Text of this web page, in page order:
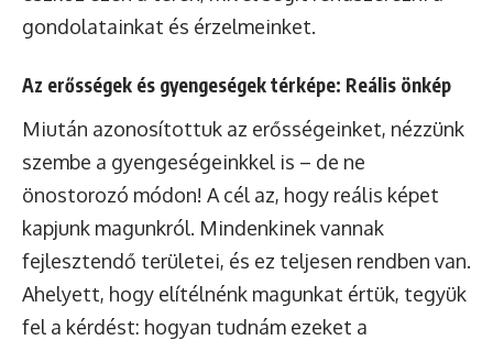
gondolatainkat és érzelmeinket.
Az erősségek és gyengeségek térképe: Reális önkép
Miután azonosítottuk az erősségeinket, nézzünk
szembe a gyengeségeinkkel is – de ne
önostorozó módon! A cél az, hogy reális képet
kapjunk magunkról. Mindenkinek vannak
fejlesztendő területei, és ez teljesen rendben van.
Ahelyett, hogy elítélnénk magunkat értük, tegyük
fel a kérdést: hogyan tudnám ezeket a